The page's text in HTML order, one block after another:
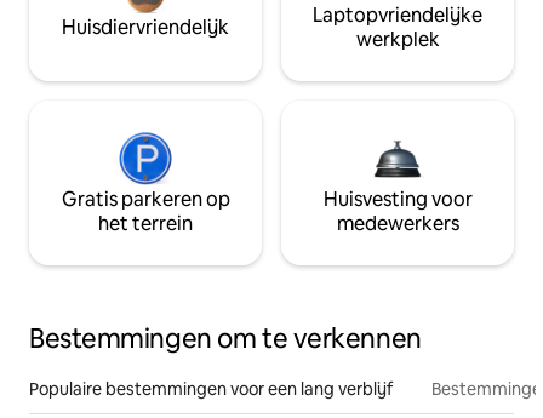
Huisdiervriendelijk
Laptopvriendelijke
werkplek
Gratis parkeren op
het terrein
Huisvesting voor
medewerkers
Bestemmingen om te verkennen
Populaire bestemmingen voor een lang verblijf